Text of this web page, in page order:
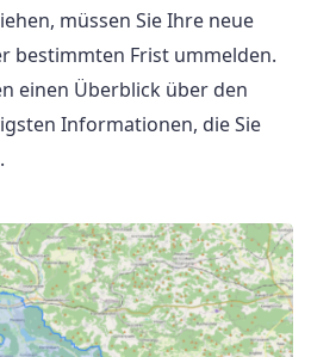
müssen Sie Ihre neue
bestimmten Frist ummelden.
einen Überblick über den
Informationen, die Sie